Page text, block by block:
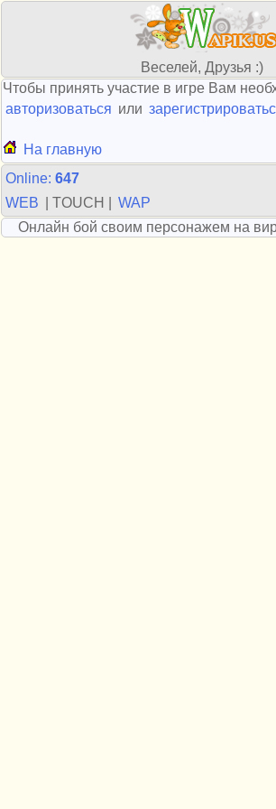
Веселей, Друзья :)
Чтобы принять участие в игре Вам
авторизоваться или
На главную
Online: 647
WEB
| TOUCH |
WAP
Онлайн бой своим персонажем на